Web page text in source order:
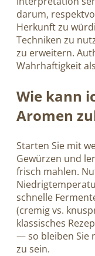
darum,
Herkunft zu
Techniken zu
zu erweitern.
Wahrhaftigkeit
Wie kann
Aromen
Starten Sie mit
Gewürzen und
frisch mahlen.
schnelle
(cremig vs.
klassisches
— so bleiben Sie
zu sein.